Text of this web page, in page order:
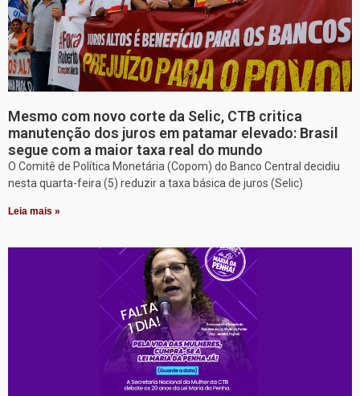
Mesmo com novo corte da Selic, CTB critica
manutenção dos juros em patamar elevado: Brasil
segue com a maior taxa real do mundo
O Comitê de Política Monetária (Copom) do Banco Central decidiu
nesta quarta-feira (5) reduzir a taxa básica de juros (Selic)
Leia mais »